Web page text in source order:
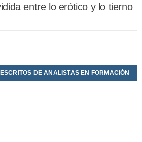
entre lo erótico y lo tierno
ESCRITOS DE ANALISTAS EN FORMACIÓN